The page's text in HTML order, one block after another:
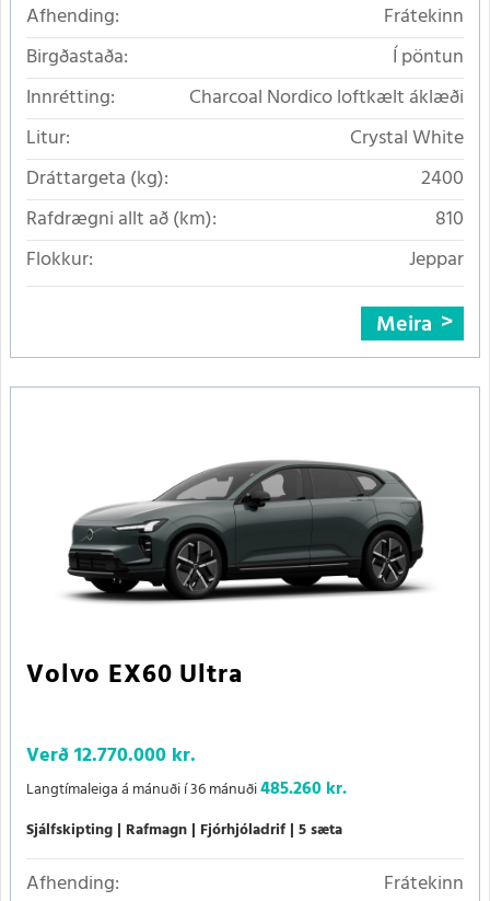
Afhending:
Frátekinn
Birgðastaða:
Í pöntun
Innrétting:
Charcoal Nordico loftkælt áklæði
Litur:
Crystal White
Dráttargeta (kg):
2400
Rafdrægni allt að (km):
810
Flokkur:
Jeppar
Meira
Volvo EX60 Ultra
Verð12.770.000 kr.
Langtímaleiga á mánuði í 36 mánuði485.260 kr.
Sjálfskipting Rafmagn Fjórhjóladrif 5 sæta
Afhending:
Frátekinn